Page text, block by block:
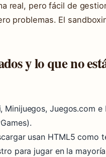
real, pero fácil de
problemas. El
y lo que no
Minijuegos, Juegos.com
usan HTML5 como
para jugar en la